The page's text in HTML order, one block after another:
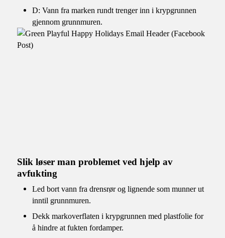
D: Vann fra marken rundt trenger inn i krypgrunnen
gjennom grunnmuren.
Slik løser man problemet ved hjelp av
avfukting
Led bort vann fra drensrør og lignende som munner ut
inntil grunnmuren.
Dekk markoverflaten i krypgrunnen med plastfolie for
å hindre at fukten fordamper.